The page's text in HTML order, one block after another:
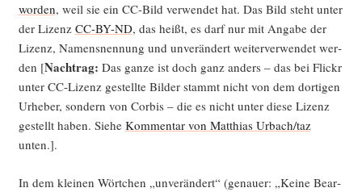
wor­den, weil sie ein CC-Bild ver­wen­det hat. Das Bild steht unter
der Lizenz CC-BY-ND, das heißt, es darf nur mit Anga­be der
Lizenz, Namens­nen­nung und unver­än­dert wei­ter­ver­wen­det wer­
den [Nach­trag: Das gan­ze ist doch ganz anders – das bei Flickr
unter CC-Lizenz gestell­te Bil­der stammt nicht von dem dor­ti­gen
Urhe­ber, son­dern von Cor­bis – die es nicht unter die­se Lizenz
gestellt haben. Sie­he Kom­men­tar von Mat­thi­as Urbach/taz
unten.].
In dem klei­nen Wört­chen „unver­än­dert“ (genau­er: „Kei­ne Bear­